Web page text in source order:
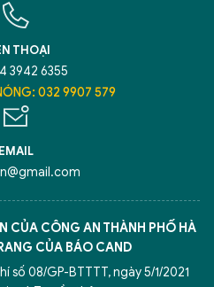
THOẠI
3942 6355
032 9907 579
EMAIL
CỦA CÔNG AN THÀNH PHỐ HÀ
CỦA BÁO CAND
số 08/GP-BTTTT, ngày 5/1/2021